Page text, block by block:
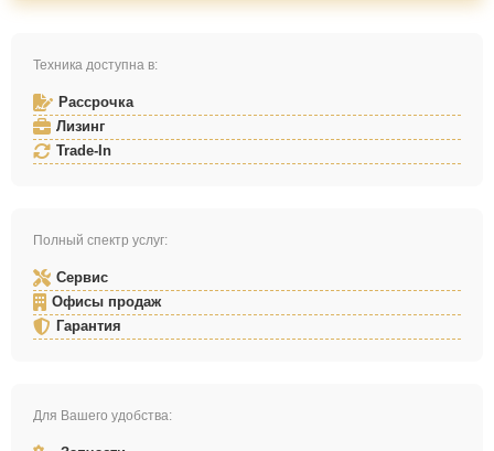
Техника доступна в:
Рассрочка
Лизинг
Trade-In
Полный спектр услуг:
Сервис
Офисы продаж
Гарантия
Для Вашего удобства: